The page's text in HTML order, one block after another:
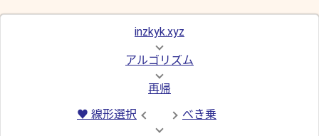
inzkyk.xyz
アルゴリズム
再帰
♥ 線形選択
べき乗